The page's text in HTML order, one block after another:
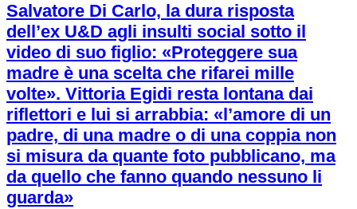
Salvatore Di Carlo, la dura risposta
dell’ex U&D agli insulti social sotto il
video di suo figlio: «Proteggere sua
madre è una scelta che rifarei mille
volte». Vittoria Egidi resta lontana dai
riflettori e lui si arrabbia: «l’amore di un
padre, di una madre o di una coppia non
si misura da quante foto pubblicano, ma
da quello che fanno quando nessuno li
guarda»